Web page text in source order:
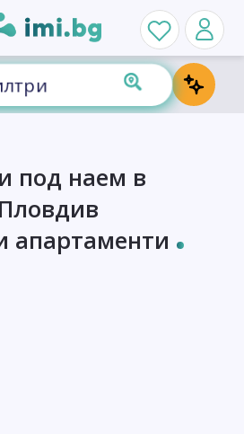
под наем в
апартаменти